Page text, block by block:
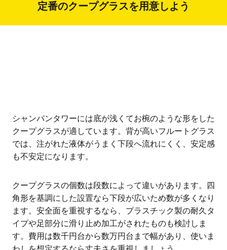
定番のクープグラスを用意しよう
シャンパンタワーには底が浅くてお椀のような形をした
クープグラスが適しています。背が高いフルートグラス
では、注がれた液体がうまく下段へ流れにくく、安定感
も不安定になります。
クープグラスの個数は段数によって違いがあります。四
角形を基調にした設置なら下段が広いため数が多くなり
ます。安全面を重視するなら、プラスチック製の耐久タ
イプや足部分に滑り止め加工がされたものも検討しま
す。費用は数千円台から数万円台まで幅があり、使いま